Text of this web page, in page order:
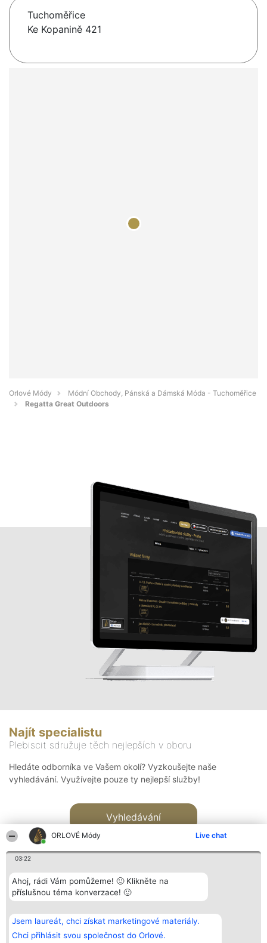
ORLOVÉ Módy Live chat
03:22
Ahoj, rádi Vám pomůžeme! 🙂 Klikněte na
příslušnou téma konverzace! 🙂
Jsem laureát, chci získat marketingové materiály.
Chci přihlásit svou společnost do Orlové.
Tuchoměřice
Ke Kopanině 421
Orlové Módy
Módní Obchody, Pánská a Dámská Móda - Tuchoměřice
Regatta Great Outdoors
Najít specialistu
Plebiscit sdružuje těch nejlepších v oboru
Hledáte odborníka ve Vašem okolí? Vyzkoušejte naše
vyhledávání. Využívejte pouze ty nejlepší služby!
Vyhledávání
Bright Side Solutions sp. z o.
o. sp. k.
ul. Ruska 22
Wrocław 50-079
Vítězové
Seznam všech
laureátů
Zásady
Kontakt